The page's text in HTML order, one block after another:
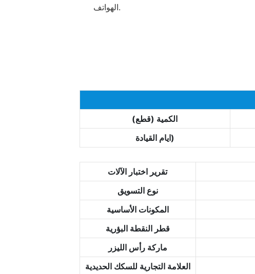
الهواتف.
الكمية (قطع)
ايام القيادة)
تقرير اختبار الآلات
نوع التسويق
المكونات الأساسية
قطر النقطة البؤرية
ماركة رأس الليزر
العلامة التجارية للسكك الحديدية